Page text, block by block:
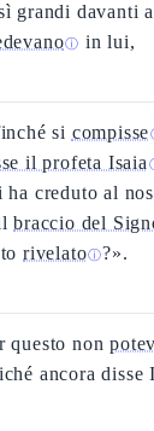
grandi davanti
ⓘ in lui,
si compisse
il profeta Isaia
ha creduto al
braccio del
rivelatoⓘ?».
questo non
ancora disse